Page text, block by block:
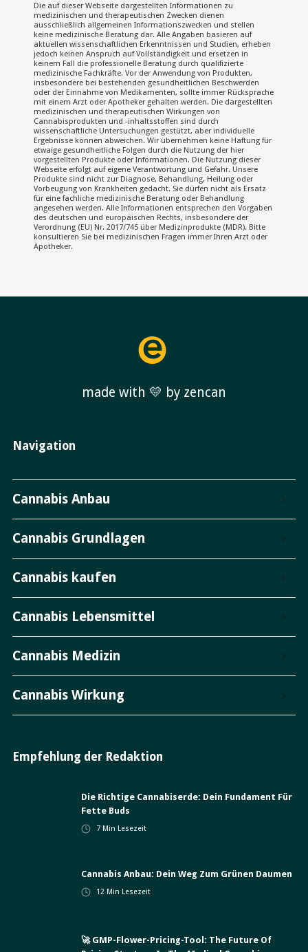
Die auf dieser Webseite dargestellten Informationen zu
medizinischen und therapeutischen Zwecken dienen
ausschließlich allgemeinen Informationszwecken und stellen
keine medizinische Beratung dar. Alle Angaben basieren auf
aktuellen wissenschaftlichen Erkenntnissen und Studien, erheben
jedoch keinen Anspruch auf Vollständigkeit und ersetzen in
keinem Fall die professionelle Beratung durch qualifizierte
medizinische Fachkräfte. Vor der Anwendung von Produkten,
insbesondere bei bestehenden gesundheitlichen Beschwerden
oder der Einnahme von Medikamenten, sollte immer Rücksprache
mit einem Arzt oder Apotheker gehalten werden. Die dargestellten
medizinischen und therapeutischen Wirkungen von
Cannabisprodukten und -inhaltsstoffen sind durch
wissenschaftliche Untersuchungen gestützt, aber individuelle
Ergebnisse können abweichen. Wir übernehmen keine Haftung für
etwaige gesundheitliche Folgen durch die Nutzung der hier
vorgestellten Produkte oder Informationen. Die Nutzung dieser
Webseite erfolgt auf eigene Verantwortung und Gefahr. Unsere
Produkte sind nicht zur Diagnose, Behandlung, Heilung oder
Vorbeugung von Krankheiten gedacht. Sie dürfen nicht als Ersatz
für eine fachliche medizinische Beratung oder Behandlung
angesehen werden. Alle Informationen entsprechen den Vorgaben
des deutschen und europäischen Rechts, insbesondere der
Verordnung (EU) Nr. 2017/745 über Medizinprodukte (MDR). Bitte
konsultieren Sie bei medizinischen Fragen immer Ihren Arzt oder
Apotheker.
made with 💛 by zencan
Navigation
Cannabis Anbau
Cannabis Grundlagen
Cannabis kaufen
Cannabis Lebensmittel
Cannabis Medizin
Cannabis Wirkung
Empfehlung der Redaktion
Die Richtige Cannabiserde: Dein Fundament Für
Fette Buds
7 Min Lesezeit
Cannabis Anbau: Dein Weg Zum Grünen Daumen
12 Min Lesezeit
🚀 GMP-Flower-Pricing-Tool: The Future Of